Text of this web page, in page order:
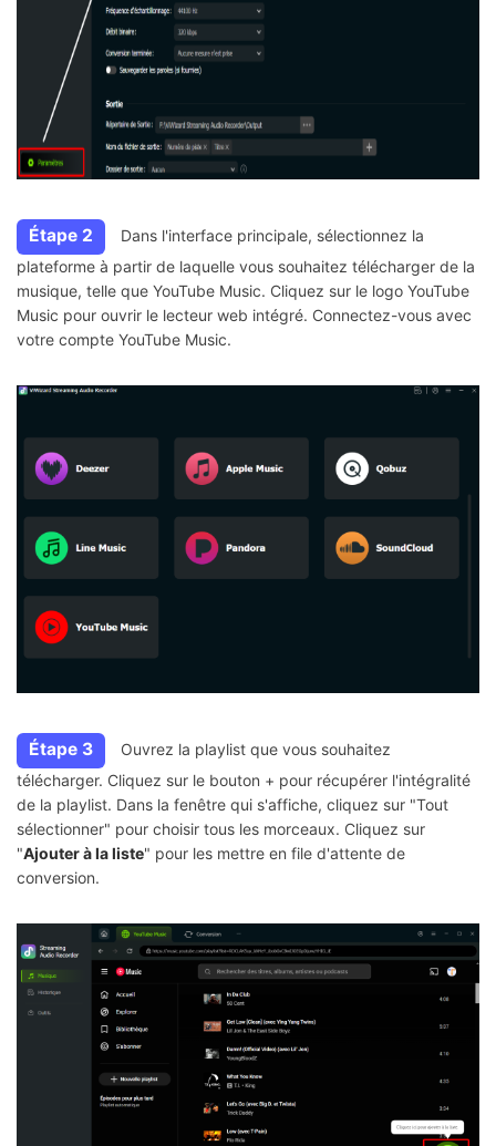
Étape 2
Dans l'interface principale, sélectionnez la
plateforme à partir de laquelle vous souhaitez télécharger de la
musique, telle que YouTube Music. Cliquez sur le logo YouTube
Music pour ouvrir le lecteur web intégré. Connectez-vous avec
votre compte YouTube Music.
Étape 3
Ouvrez la playlist que vous souhaitez
télécharger. Cliquez sur le bouton + pour récupérer l'intégralité
de la playlist. Dans la fenêtre qui s'affiche, cliquez sur "Tout
sélectionner" pour choisir tous les morceaux. Cliquez sur
"Ajouter à la liste" pour les mettre en file d'attente de
conversion.